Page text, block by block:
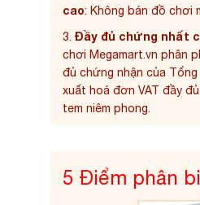
cao: Không bán đồ chơi
3. Đầy đủ chứng nhất
chơi Megamart.vn phân
đủ chứng nhận của
xuất hoá đơn VAT đầy
tem niêm phong.
5 Điểm phân